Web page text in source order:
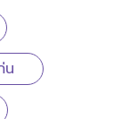
น